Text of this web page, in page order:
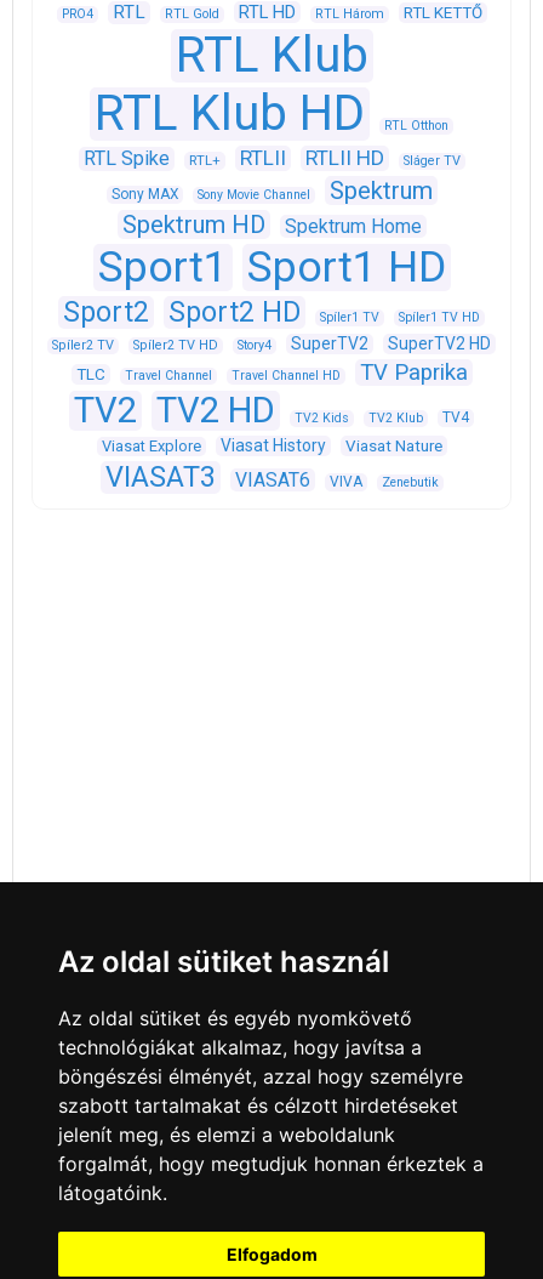
PRO4 RTL RTL Gold RTL HD RTL Három RTL KETTŐ
RTL Klub
RTL Klub HD
RTL Otthon
RTL Spike RTL+ RTLII RTLII HD Sláger TV
Sony MAX Sony Movie Channel
Spektrum
Spektrum HD
Spektrum Home
Sport1 Sport1 HD
Sport2 Sport2 HD Spíler1 TV
Spíler1 TV HD
Spíler2 TV
Spíler2 TV HD Story4 SuperTV2 SuperTV2 HD
TLC Travel Channel Travel Channel HD TV Paprika
TV2 TV2 HD TV2 Kids TV2 Klub TV4
Viasat Explore Viasat History Viasat Nature
VIASAT3 VIASAT6 VIVA Zenebutik
Minden jog fenntartva © 2008 - 2026
Az oldal sütiket használ
Az oldal sütiket és egyéb nyomkövető
technológiákat alkalmaz, hogy javítsa a
böngészési élményét, azzal hogy személyre
szabott tartalmakat és célzott hirdetéseket
jelenít meg, és elemzi a weboldalunk
forgalmát, hogy megtudjuk honnan érkeztek a
látogatóink.
Elfogadom